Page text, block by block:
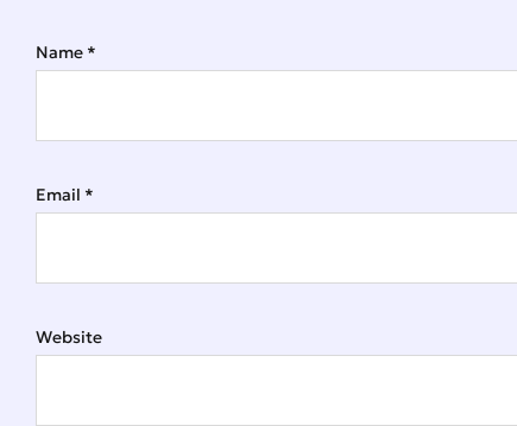
Name *
Email *
Website